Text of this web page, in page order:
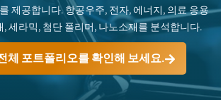
제공합니다. 항공우주, 전자, 에너지, 의료 응용
세라믹, 첨단 폴리머, 나노소재를 분석합니다.
체 포트폴리오를 확인해 보세요.